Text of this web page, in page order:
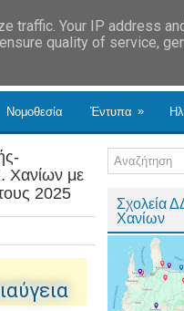
Νομοθεσία Έντυπα »
Χανίων με
2025
Σχολεία
Χανίων
traffic. Your IP address
quality of service,